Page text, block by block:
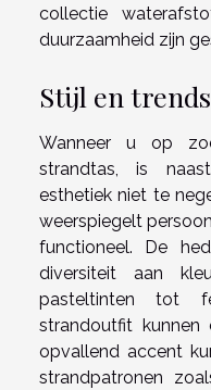
collectie
duurzaamheid zijn
Stijl en
Wanneer u op
strandtas, is
esthetiek niet te
weerspiegelt
functioneel. De
diversiteit aan
pasteltinten tot
strandoutfit
opvallend accent
strandpatronen